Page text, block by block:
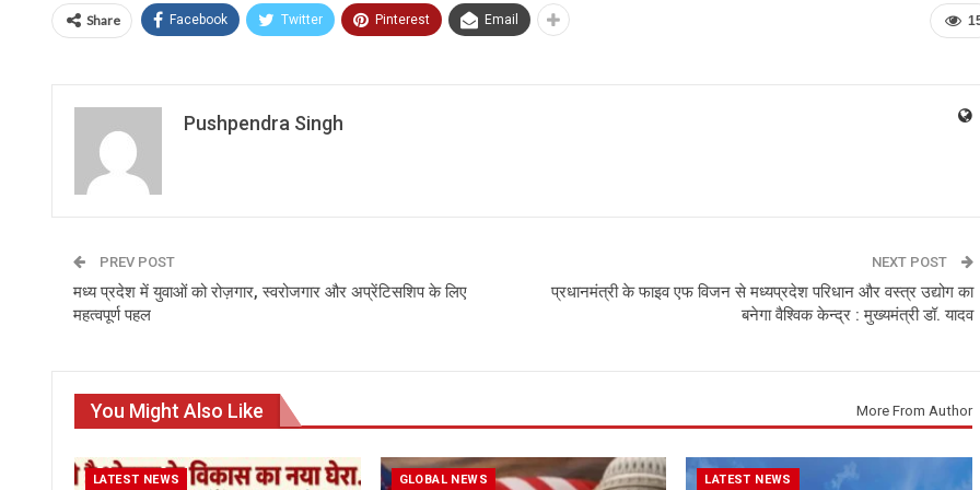
Share Facebook Twitter Pinterest Email
Pushpendra Singh
PREV POST
मध्य प्रदेश में युवाओं को रोज़गार, स्वरोजगार और अप्रेंटिसशिप के लिए
महत्वपूर्ण पहल
NEXT POST
प्रधानमंत्री के फाइव एफ विजन से मध्यप्रदेश परिधान और वस्त्र उद्योग का
बनेगा वैश्विक केन्द्र : मुख्यमंत्री डॉ. यादव
You Might Also Like More From Author
LATEST NEWS GLOBAL NEWS LATEST NEWS